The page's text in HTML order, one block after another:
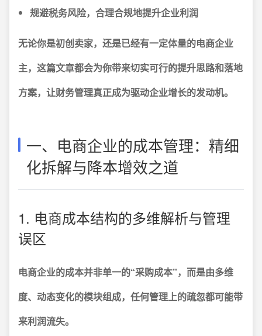
规避税务风险，合理合规地提升企业利润
无论你是初创卖家，还是已经有一定体量的电商企业
主，这篇文章都会为你带来切实可行的提升思路和落地
方案，让财务管理真正成为驱动企业增长的发动机。
一、电商企业的成本管理：精细
化拆解与降本增效之道
1. 电商成本结构的多维解析与管理
误区
电商企业的成本并非单一的“采购成本”，而是由多维
度、动态变化的模块组成，任何管理上的疏忽都可能带
来利润流失。